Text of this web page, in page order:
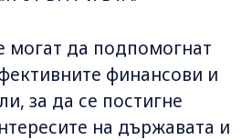
могат да подпомогнат
финансови и
за да се постигне
на държавата и